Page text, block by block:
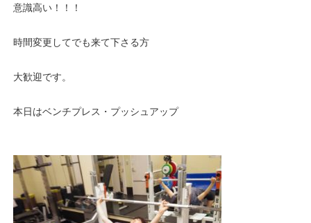
意識高い！！！
時間変更してでも来て下さる方
大歓迎です。
本日はベンチプレス・プッシュアップ